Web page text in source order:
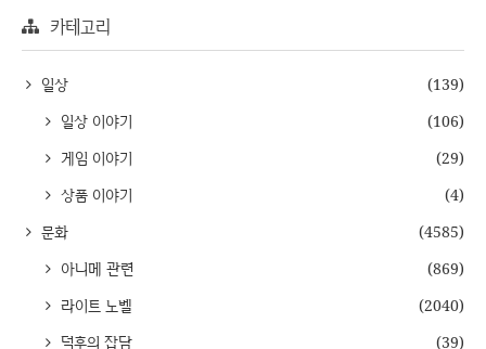
카테고리
일상
(139)
일상 이야기
(106)
게임 이야기
(29)
상품 이야기
(4)
문화
(4585)
아니메 관련
(869)
라이트 노벨
(2040)
덕후의 잡담
(39)